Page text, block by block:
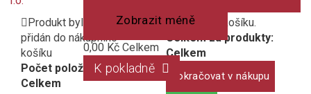
Zobrazit méně
0,00 Kč Celkem
K pokladně
Produkt byl úspěšně
přidán do nákupního
košíku
Počet položek:
Celkem
1 produkt v košíku.
Celkem za produkty:
Celkem
Pokračovat v nákupu